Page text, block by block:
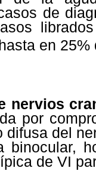
de
en
nervios
por
difusa del
binocular,
de VI